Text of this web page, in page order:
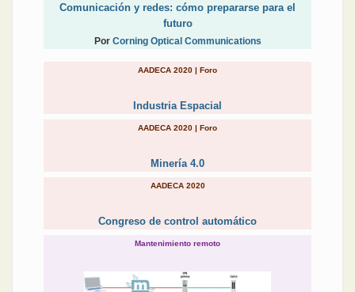
Comunicación y redes: cómo prepararse para el
futuro
Por Corning Optical Communications
AADECA 2020 | Foro
Industria Espacial
AADECA 2020 | Foro
Minería 4.0
AADECA 2020
Congreso de control automático
Mantenimiento remoto